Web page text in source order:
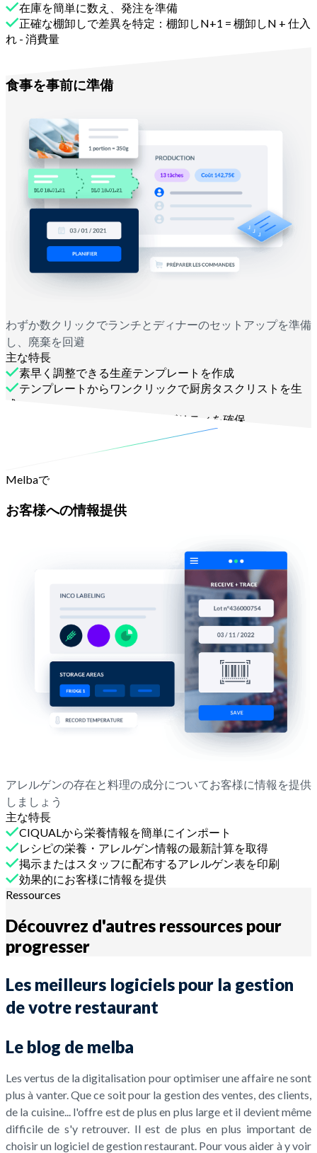
在庫を簡単に数え、発注を準備
正確な棚卸しで差異を特定：棚卸しN+1 = 棚卸しN + 仕入
れ - 消費量
食事を事前に準備
わずか数クリックでランチとディナーのセットアップを準備
し、廃棄を回避
主な特長
素早く調整できる生産テンプレートを作成
テンプレートからワンクリックで厨房タスクリストを生
成
入荷から出荷までのトレーサビリティを確保
Melbaで
お客様への情報提供
アレルゲンの存在と料理の成分についてお客様に情報を提供
しましょう
主な特長
CIQUALから栄養情報を簡単にインポート
レシピの栄養・アレルゲン情報の最新計算を取得
掲示またはスタッフに配布するアレルゲン表を印刷
効果的にお客様に情報を提供
Ressources
Découvrez d'autres ressources pour
progresser
Les meilleurs logiciels pour la gestion
de votre restaurant
Le blog de melba
Les vertus de la digitalisation pour optimiser une affaire ne sont
plus à vanter. Que ce soit pour la gestion des ventes, des clients,
de la cuisine... l'offre est de plus en plus large et il devient même
difficile de s'y retrouver. Il est de plus en plus important de
choisir un logiciel de gestion restaurant. Pour vous aider à y voir